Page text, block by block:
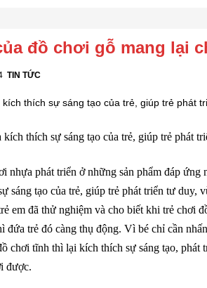
đồ chơi gỗ mang lại
TIN TỨC
thích sự sáng tạo của trẻ, giúp trẻ phát
thích sự sáng tạo của trẻ, giúp trẻ phát
nhựa phát triển ở những sản phẩm đáp ứng
sáng tạo của trẻ, giúp trẻ phát triển tư duy,
em đã thử nghiệm và cho biết khi trẻ chơi
trẻ đó càng thụ động. Vì bé chỉ cần
chơi tĩnh thì lại kích thích sự sáng tạo,
được.